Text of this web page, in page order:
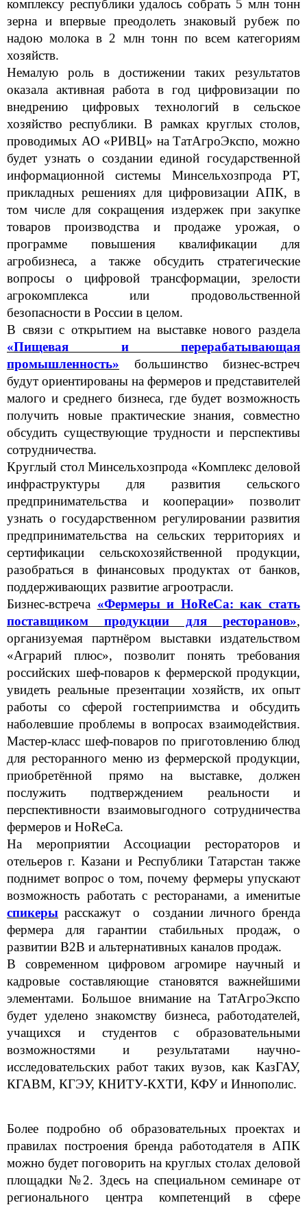
комплексу республики удалось собрать 5 млн тонн
зерна и впервые преодолеть знаковый рубеж по
надою молока в 2 млн тонн по всем категориям
хозяйств.
Немалую роль в достижении таких результатов
оказала активная работа в год цифровизации по
внедрению цифровых технологий в сельское
хозяйство республики. В рамках круглых столов,
проводимых АО «РИВЦ» на ТатАгроЭкспо, можно
будет узнать о создании единой государственной
информационной системы Минсельхозпрода РТ,
прикладных решениях для цифровизации АПК, в
том числе для сокращения издержек при закупке
товаров производства и продаже урожая, о
программе повышения квалификации для
агробизнеса, а также обсудить стратегические
вопросы о цифровой трансформации, зрелости
агрокомплекса или продовольственной
безопасности в России в целом.
В связи с открытием на выставке нового раздела
«Пищевая и перерабатывающая
промышленность» большинство бизнес-встреч
будут ориентированы на фермеров и представителей
малого и среднего бизнеса, где будет возможность
получить новые практические знания, совместно
обсудить существующие трудности и перспективы
сотрудничества.
Круглый стол Минсельхозпрода «Комплекс деловой
инфраструктуры для развития сельского
предпринимательства и кооперации» позволит
узнать о государственном регулировании развития
предпринимательства на сельских территориях и
сертификации сельскохозяйственной продукции,
разобраться в финансовых продуктах от банков,
поддерживающих развитие агроотрасли.
Бизнес-встреча «Фермеры и HoReCa: как стать
поставщиком продукции для ресторанов»,
организуемая партнёром выставки издательством
«Аграрий плюс», позволит понять требования
российских шеф-поваров к фермерской продукции,
увидеть реальные презентации хозяйств, их опыт
работы со сферой гостеприимства и обсудить
наболевшие проблемы в вопросах взаимодействия.
Мастер-класс шеф-поваров по приготовлению блюд
для ресторанного меню из фермерской продукции,
приобретённой прямо на выставке, должен
послужить подтверждением реальности и
перспективности взаимовыгодного сотрудничества
фермеров и HoReCa.
На мероприятии Ассоциации рестораторов и
отельеров г. Казани и Республики Татарстан также
поднимет вопрос о том, почему фермеры упускают
возможность работать с ресторанами, а именитые
спикеры расскажут
о создании личного бренда
фермера для гарантии стабильных продаж, о
развитии B2B и альтернативных каналов продаж.
В современном цифровом агромире научный и
кадровые составляющие становятся важнейшими
элементами. Большое внимание на ТатАгроЭкспо
будет уделено знакомству бизнеса, работодателей,
учащихся и студентов с образовательными
возможностями и результатами научно-
исследовательских работ таких вузов, как КазГАУ,
КГАВМ, КГЭУ, КНИТУ-КХТИ, КФУ и Иннополис.
Более подробно об образовательных проектах и
правилах построения бренда работодателя в АПК
можно будет поговорить на круглых столах деловой
площадки №2. Здесь на специальном семинаре от
регионального центра компетенций в сфере